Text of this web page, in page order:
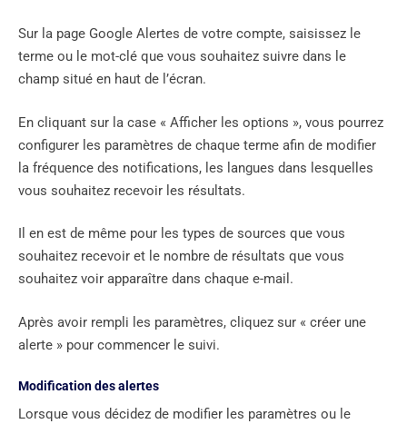
Sur la page Google Alertes de votre compte, saisissez le
terme ou le mot-clé que vous souhaitez suivre dans le
champ situé en haut de l’écran.
En cliquant sur la case « Afficher les options », vous pourrez
configurer les paramètres de chaque terme afin de modifier
la fréquence des notifications, les langues dans lesquelles
vous souhaitez recevoir les résultats.
Il en est de même pour les types de sources que vous
souhaitez recevoir et le nombre de résultats que vous
souhaitez voir apparaître dans chaque e-mail.
Après avoir rempli les paramètres, cliquez sur « créer une
alerte » pour commencer le suivi.
Modification des alertes
Lorsque vous décidez de modifier les paramètres ou le